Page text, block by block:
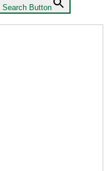
Search Button